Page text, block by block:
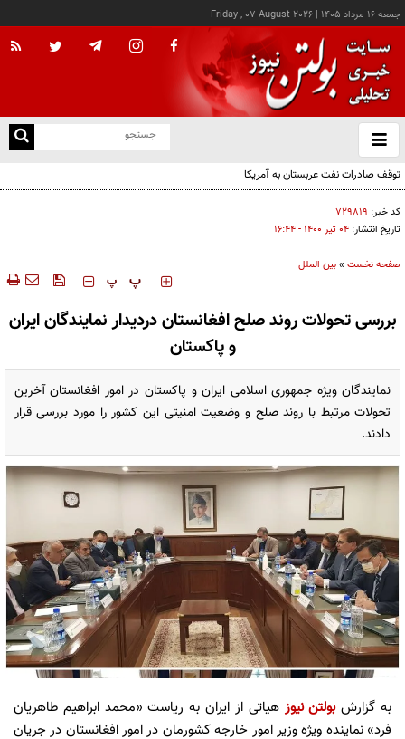
جمعه ۱۶ مرداد ۱۴۰۵ |
Friday , 07 August 2026
باز
و
توقف صادرات نفت عربستان به آمریکا
کد خبر: ۷۲۹۸۱۹
تاریخ انتشار: ۰۴ تير ۱۴۰۰ - ۱۶:۴۴
صفحه نخست »بین الملل
‍‍‍ پ پ
بررسی تحولات روند صلح افغانستان دردیدار نمایندگان ایران
و پاکستان
نمایندگان ویژه جمهوری اسلامی ایران و پاکستان در امور افغانستان آخرین
تحولات مرتبط با روند صلح و وضعیت امنیتی این کشور را مورد بررسی قرار
دادند.
به گزارشبولتن نیوز هیاتی از ایران به ریاست «محمد ابراهیم طاهریان
فرد» نماینده ویژه وزیر امور خارجه کشورمان در امور افغانستان در جریان